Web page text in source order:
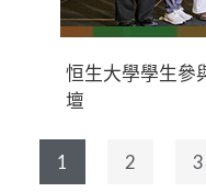
恒生大學學生參
壇
1 2 3